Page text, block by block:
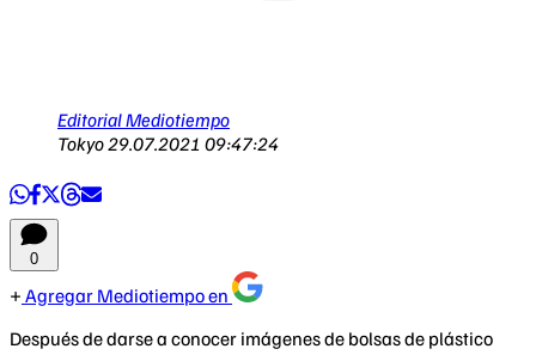
Editorial Mediotiempo
Tokyo29.07.2021 09:47:24
0
Agregar Mediotiempo en
Después de darse a conocer imágenes de bolsas de plástico